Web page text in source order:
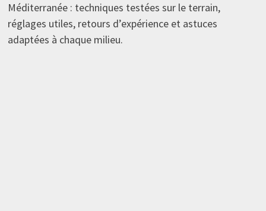
Méditerranée : techniques testées sur le terrain,
réglages utiles, retours d’expérience et astuces
adaptées à chaque milieu.